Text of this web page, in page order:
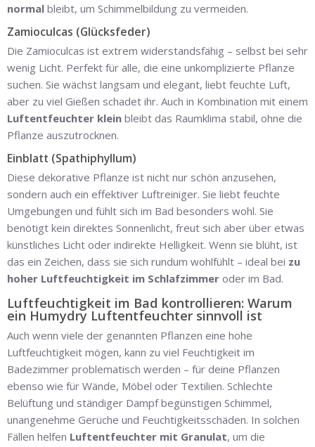
normal bleibt, um Schimmelbildung zu vermeiden.
Zamioculcas (Glücksfeder)
Die Zamioculcas ist extrem widerstandsfähig – selbst bei sehr
wenig Licht. Perfekt für alle, die eine unkomplizierte Pflanze
suchen. Sie wächst langsam und elegant, liebt feuchte Luft,
aber zu viel Gießen schadet ihr. Auch in Kombination mit einem
Luftentfeuchter klein bleibt das Raumklima stabil, ohne die
Pflanze auszutrocknen.
Einblatt (Spathiphyllum)
Diese dekorative Pflanze ist nicht nur schön anzusehen,
sondern auch ein effektiver Luftreiniger. Sie liebt feuchte
Umgebungen und fühlt sich im Bad besonders wohl. Sie
benötigt kein direktes Sonnenlicht, freut sich aber über etwas
künstliches Licht oder indirekte Helligkeit. Wenn sie blüht, ist
das ein Zeichen, dass sie sich rundum wohlfühlt – ideal bei zu
hoher Luftfeuchtigkeit im Schlafzimmer oder im Bad.
Luftfeuchtigkeit im Bad kontrollieren: Warum
ein Humydry Luftentfeuchter sinnvoll ist
Auch wenn viele der genannten Pflanzen eine hohe
Luftfeuchtigkeit mögen, kann zu viel Feuchtigkeit im
Badezimmer problematisch werden – für deine Pflanzen
ebenso wie für Wände, Möbel oder Textilien. Schlechte
Belüftung und ständiger Dampf begünstigen Schimmel,
unangenehme Gerüche und Feuchtigkeitsschäden. In solchen
Fällen helfen Luftentfeuchter mit Granulat, um die